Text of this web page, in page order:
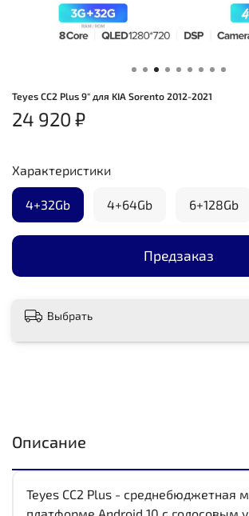
Teyes CC2 Plus 9" для KIA Sorento 2012-2021
24 920 ₽
Предзаказ
Характеристики
4+32Gb 4+64Gb 6+128Gb
Выбрать
Описание
Teyes CC2 Plus - среднебюджетная